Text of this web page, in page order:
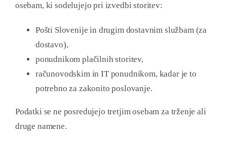
osebam, ki sodelujejo pri izvedbi storitev:
Pošti Slovenije in drugim dostavnim službam (za
dostavo),
ponudnikom plačilnih storitev,
računovodskim in IT ponudnikom, kadar je to
potrebno za zakonito poslovanje.
Podatki se ne posredujejo tretjim osebam za trženje ali
druge namene.